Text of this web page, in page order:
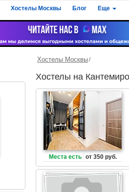
Хостелы Москвы Блог Еще
Хостелы Москвы
Хостелы на
Места есть от 350 руб.